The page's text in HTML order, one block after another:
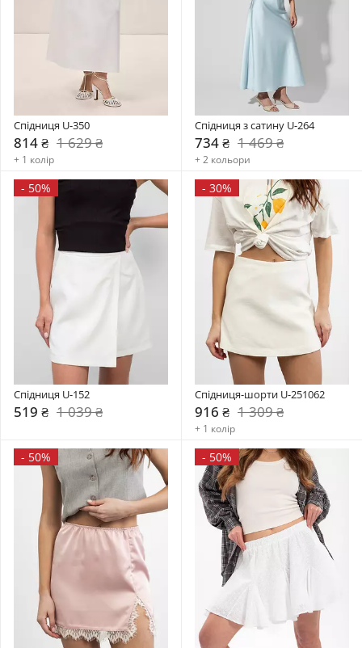
Спідниця U-350
814 ₴ 1 629 ₴
+ 1 колір
Спідниця з сатину U-264
734 ₴ 1 469 ₴
+ 2 кольори
- 50%
Спідниця U-152
519 ₴ 1 039 ₴
- 30%
Спідниця-шорти U-251062
916 ₴ 1 309 ₴
+ 1 колір
- 50% - 50%